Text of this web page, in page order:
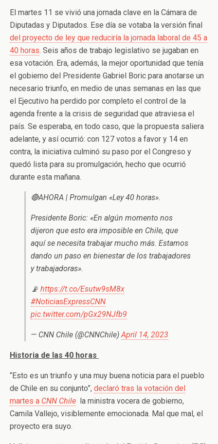
El martes 11 se vivió una jornada clave en la Cámara de
Diputadas y Diputados. Ese día se votaba la versión final
del proyecto de ley que reduciría la jornada laboral de 45 a
40 horas. Seis años de trabajo legislativo se jugaban en
esa votación. Era, además, la mejor oportunidad que tenía
el gobierno del Presidente Gabriel Boric para anotarse un
necesario triunfo, en medio de unas semanas en las que
el Ejecutivo ha perdido por completo el control de la
agenda frente a la crisis de seguridad que atraviesa el
país. Se esperaba, en todo caso, que la propuesta saliera
adelante, y así ocurrió: con 127 votos a favor y 14 en
contra, la iniciativa culminó su paso por el Congreso y
quedó lista para su promulgación, hecho que ocurrió
durante esta mañana.
🔴AHORA | Promulgan «Ley 40 horas».
Presidente Boric: «En algún momento nos
dijeron que esto era imposible en Chile, que
aquí se necesita trabajar mucho más. Estamos
dando un paso en bienestar de los trabajadores
y trabajadoras».
📡 https://t.co/Esutw9sM8x
#NoticiasExpressCNN
pic.twitter.com/pGx29NJfb9
— CNN Chile (@CNNChile)April 14, 2023
Historia de las 40 horas
“Esto es un triunfo y una muy buena noticia para el pueblo
de Chile en su conjunto”, declaró tras la votación del
martes a CNN Chile la ministra vocera de gobierno,
Camila Vallejo, visiblemente emocionada. Mal que mal, el
proyecto era suyo.